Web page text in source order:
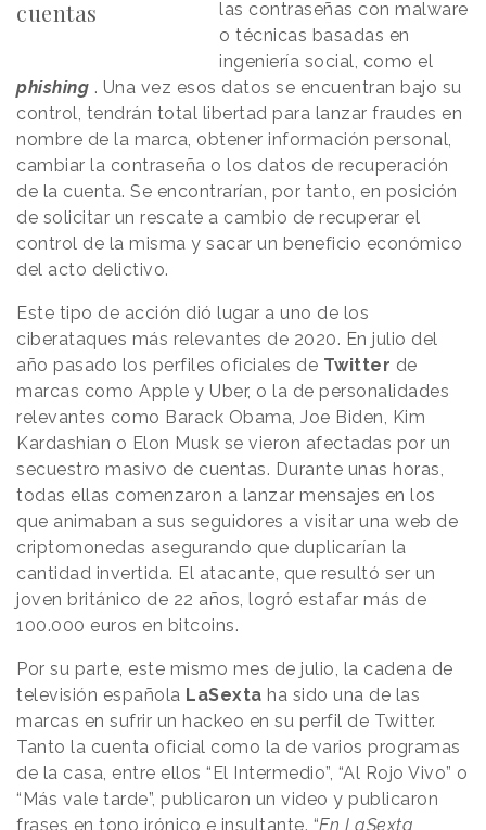
cuentas
las contraseñas con malware
o técnicas basadas en
ingeniería social, como el
phishing . Una vez esos datos se encuentran bajo su
control, tendrán total libertad para lanzar fraudes en
nombre de la marca, obtener información personal,
cambiar la contraseña o los datos de recuperación
de la cuenta. Se encontrarían, por tanto, en posición
de solicitar un rescate a cambio de recuperar el
control de la misma y sacar un beneficio económico
del acto delictivo.
Este tipo de acción dió lugar a uno de los
ciberataques más relevantes de 2020. En julio del
año pasado los perfiles oficiales de Twitter de
marcas como Apple y Uber, o la de personalidades
relevantes como Barack Obama, Joe Biden, Kim
Kardashian o Elon Musk se vieron afectadas por un
secuestro masivo de cuentas. Durante unas horas,
todas ellas comenzaron a lanzar mensajes en los
que animaban a sus seguidores a visitar una web de
criptomonedas asegurando que duplicarían la
cantidad invertida. El atacante, que resultó ser un
joven británico de 22 años, logró estafar más de
100.000 euros en bitcoins.
Por su parte, este mismo mes de julio, la cadena de
televisión española LaSexta ha sido una de las
marcas en sufrir un hackeo en su perfil de Twitter.
Tanto la cuenta oficial como la de varios programas
de la casa, entre ellos “El Intermedio”, “Al Rojo Vivo” o
“Más vale tarde”, publicaron un video y publicaron
frases en tono irónico e insultante. “En LaSexta